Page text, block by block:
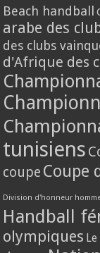
Beach handball
arabe des
des clubs
d'Afrique des
tunisiens
coupe Coupe
Division d'honneur
Handball
olympiques